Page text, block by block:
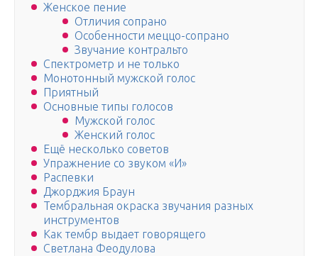
Женское пение
Отличия сопрано
Особенности меццо-сопрано
Звучание контральто
Спектрометр и не только
Монотонный мужской голос
Приятный
Основные типы голосов
Мужской голос
Женский голос
Ещё несколько советов
Упражнение со звуком «И»
Распевки
Джорджия Браун
Тембральная окраска звучания разных
инструментов
Как тембр выдает говорящего
Светлана Феодулова